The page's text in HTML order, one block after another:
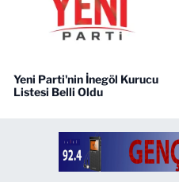
Yeni Parti'nin İnegöl Kurucu
Listesi Belli Oldu